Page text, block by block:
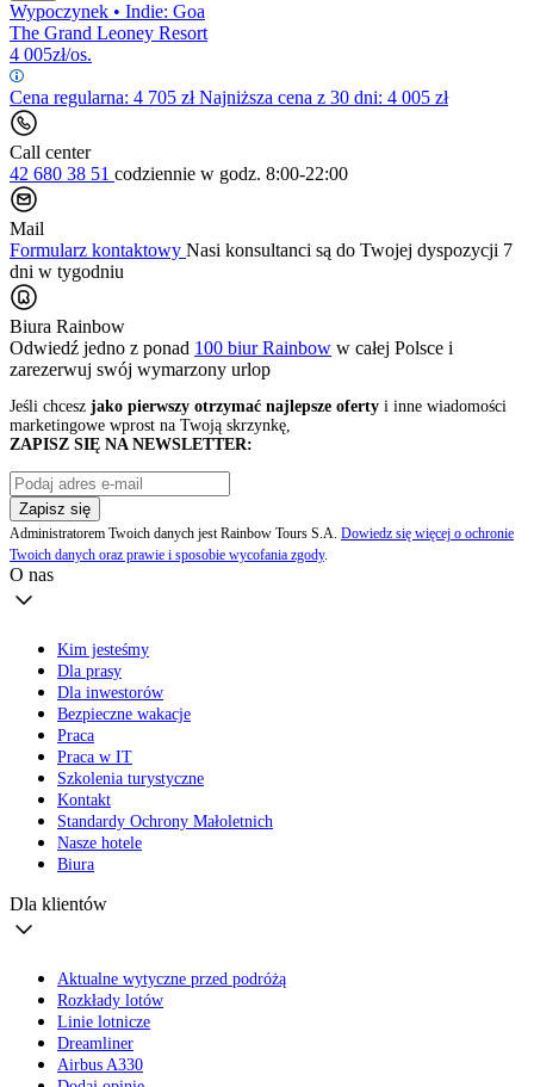
Wypoczynek • Indie: Goa
The Grand Leoney Resort
4 005zł/os.
Cena regularna: 4 705 złNajniższa cena z 30 dni: 4 005 zł
Call center
42 680 38 51 codziennie w godz. 8:00-22:00
Mail
Formularz kontaktowy Nasi konsultanci są do Twojej dyspozycji 7
dni w tygodniu
Biura Rainbow
Odwiedź jedno z ponad 100 biur Rainbow w całej Polsce i
zarezerwuj swój wymarzony urlop
Jeśli chcesz jako pierwszy otrzymać najlepsze oferty i inne wiadomości
marketingowe wprost na Twoją skrzynkę,
ZAPISZ SIĘ NA NEWSLETTER:
Zapisz się
Administratorem Twoich danych jest Rainbow Tours S.A. Dowiedz się więcej o ochronie
Twoich danych oraz prawie i sposobie wycofania zgody.
O nas
Kim jesteśmy
Dla prasy
Dla inwestorów
Bezpieczne wakacje
Praca
Praca w IT
Szkolenia turystyczne
Kontakt
Standardy Ochrony Małoletnich
Nasze hotele
Biura
Dla klientów
Aktualne wytyczne przed podróżą
Rozkłady lotów
Linie lotnicze
Dreamliner
Airbus A330